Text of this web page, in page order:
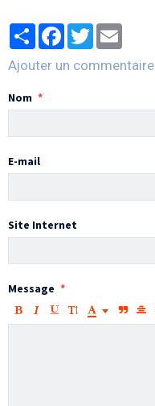
PartagerFacebook
Twitter
Ajouter un commentaire
Nom
E-mail
Site Internet
Message